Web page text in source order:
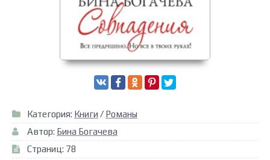
Категория: Книги / Романы
Автор: Бина Богачева
Страниц: 78